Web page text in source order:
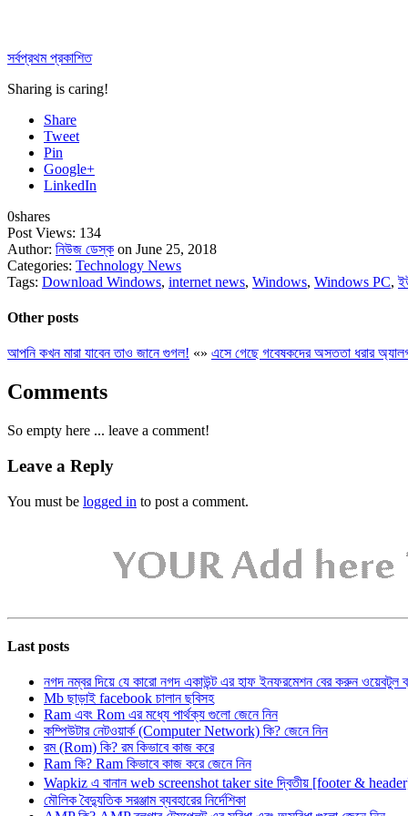
সর্বপ্রথম প্রকাশিত
Sharing is caring!
Share
Tweet
Pin
Google+
LinkedIn
0shares
Post Views: 134
Author: নিউজ ডেস্ক on June 25, 2018
Categories: Technology News
Tags: Download Windows, internet news, Windows, Windows PC,
Other posts
আপনি কখন মারা যাবেন তাও জানে গুগল! «» এসে গেছে গবেষকদের অসততা ধরার
Comments
So empty here ... leave a comment!
Leave a Reply
You must be logged in to post a comment.
Last posts
নগদ নম্বর দিয়ে যে কারো নগদ একাউন্ট এর হাফ ইনফরমেশন বের করুন ওয়েবটুল
Mb ছাড়াই facebook চালান ছবিসহ
Ram এবং Rom এর মধ্যে পার্থক্য গুলো জেনে নিন
কম্পিউটার নেটওয়ার্ক (Computer Network) কি? জেনে নিন
রম (Rom) কি? রম কিভাবে কাজ করে
Ram কি? Ram কিভাবে কাজ করে জেনে নিন
Wapkiz এ বানান web screenshot taker site দ্বিতীয় [footer &
মৌলিক বৈদ্যুতিক সরঞ্জাম ব্যবহারের নির্দেশিকা